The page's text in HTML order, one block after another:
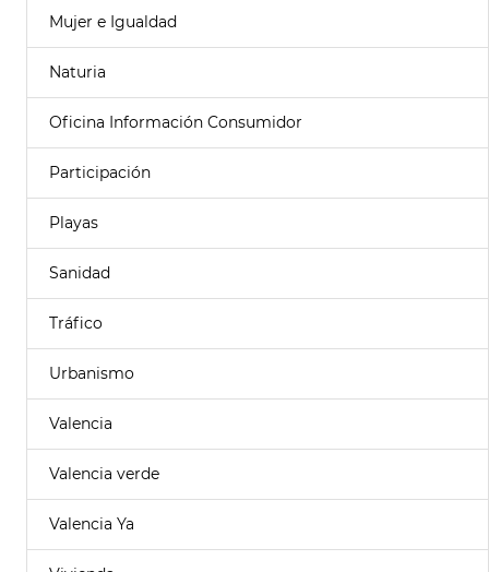
Mujer e Igualdad
Naturia
Oficina Información Consumidor
Participación
Playas
Sanidad
Tráfico
Urbanismo
Valencia
Valencia verde
Valencia Ya